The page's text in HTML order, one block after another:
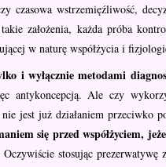
czasowa wstrzemięźliwość,
założenia, każda próba
w naturę współżycia i
i wyłącznie metodami
antykoncepcją. Ale czy
jest już działaniem przeciwko
się przed współżyciem,
stosując prezerwatywę